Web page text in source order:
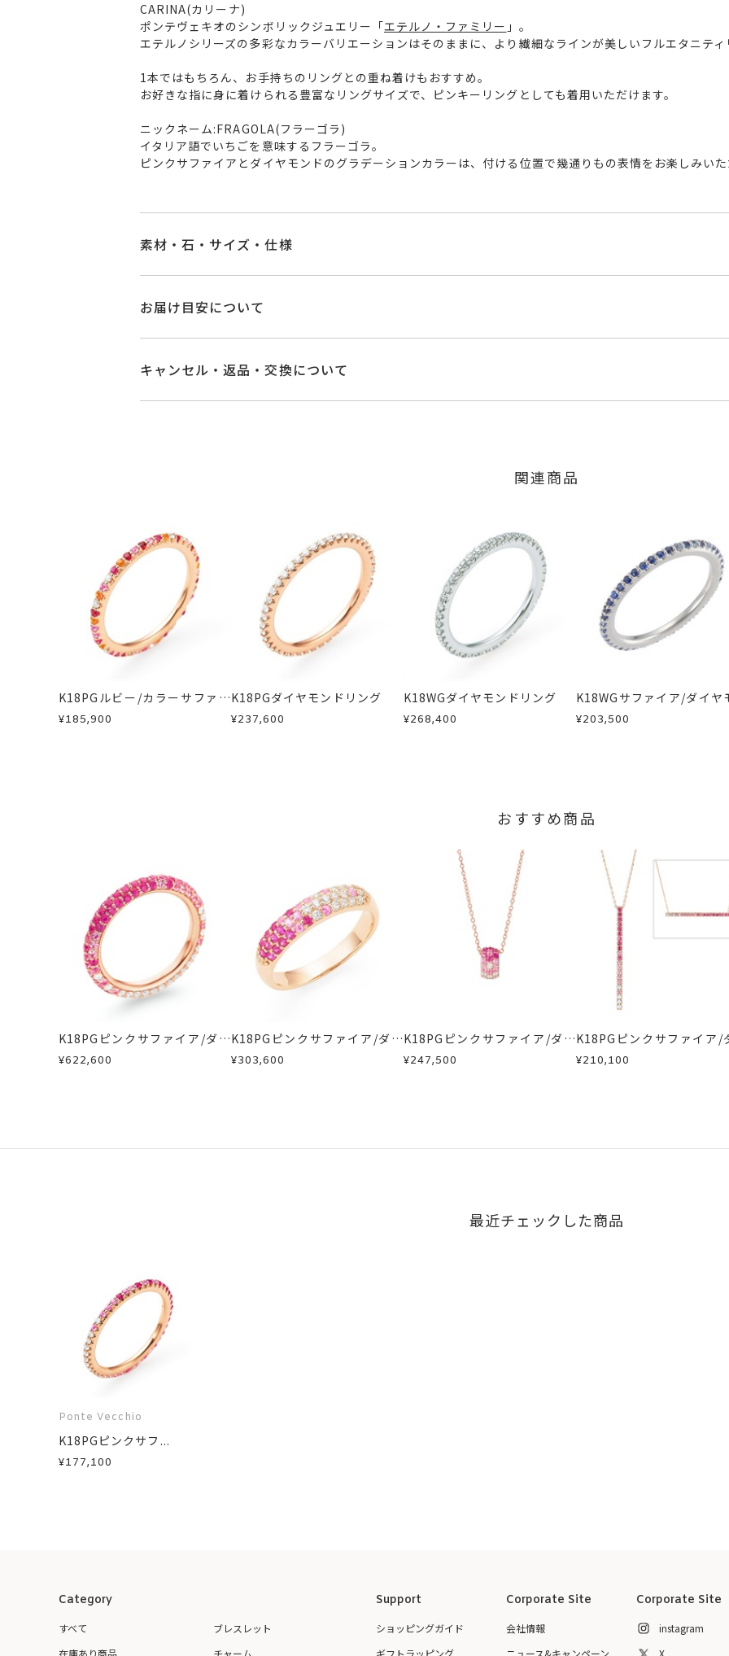
CARINA(カリーナ)
ポンテヴェキオのシンボリックジュエリー「エテルノ・ファミリー 」。
エテルノシリーズの多彩なカラーバリエーションはそのままに、より繊細なラインが美しいフルエタニテ
1本ではもちろん、お手持ちのリングとの重ね着けもおすすめ。
お好きな指に身に着けられる豊富なリングサイズで、ピンキーリングとしても着用いただけます。
ニックネーム:FRAGOLA(フラーゴラ)
イタリア語でいちごを意味するフラーゴラ。
ピンクサファイアとダイヤモンドのグラデーションカラーは、付ける位置で幾通りもの表情をお楽しみい
素材・石・サイズ・仕様
素材 K18ピンクゴールド
サファイア0.26ct
ダイヤモンド0.06ct
詳細
リング幅 約1.4mm
フルエタニティ
リングサイズにより価格が異なります。
カテゴリー リング サファイア ダイヤモンド マルチカラー 、エタニティ 、パヴェ
刻印サービス対象商品
サイズ#2.5以下のサイズは文字入れ不可。
お届け目安について
ご注文およびご入金確認後、以下の日程にて発送いたします。
■お届け目安が「3営業日以内に発送」の商品
・在庫のご用意ができる場合： 約1週間～1ヶ月以内を目安に発送いたします。
・受注生産となる場合： 商品ページに記載のある目安日数を頂戴し、一から製作いたします。
※お急ぎの方はご注文前にお問い合わせください。事前に現在の納期状況を確認いたします。
お届け予定日はご注文から2営業日以内にメールにてご案内いたします。
詳しくは
キャンセル・返品・交換について
・受注生産の商品
・お客さまのお手元で傷や汚れが発生した商品
・到着後ご連絡無く7日以上経過した商品
・刻印をお入れした商品
・販売期間が限定されている商品
・過度な交換・返品を繰り返している場合
商品の品質には万全を期しておりますが、万が一不良品の場合、またはご注文のお品と異なる場合は、
詳細はこちら
関連商品
K18PGルビー/カラーサファイ
ア/ダイヤモンドリング
¥185,900
K18PGダイヤモンドリング
¥237,600
K18WGダイヤモンドリング
¥268,400
K18WGサファイア/ダイヤ
ドリング
¥203,500
おすすめ商品
K18PGピンクサファイア/ダイ
ヤモンドリング
¥622,600
K18PGピンクサファイア/ダイ
ヤモンドリング
¥303,600
K18PGピンクサファイア/ダイ
ヤモンドネックレス
¥247,500
K18PGピンクサファイア/
ヤモンドネックレス
¥210,100
最近チェックした商品
Ponte Vecchio
K18PGピンクサフ...
¥177,100
Category
すべて
在庫あり商品
ブレスレット
チャーム
Support
ショッピングガイド
ギフトラッピング
Corporate Site
会社情報
ニュース&キャンペーン
Corporate Site
instagram
X